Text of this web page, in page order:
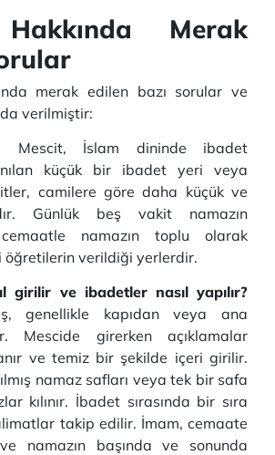
Merak
merak edilen bazı sorular ve
verilmiştir:
Mescit, İslam dininde ibadet
küçük bir ibadet yeri veya
camilere göre daha küçük ve
Günlük beş vakit namazın
cemaatle namazın toplu olarak
öğretilerin verildiği yerlerdir.
girilir ve ibadetler nasıl yapılır?
genellikle kapıdan veya ana
Mescide girerken açıklamalar
ve temiz bir şekilde içeri girilir.
namaz safları veya tek bir safa
kılınır. İbadet sırasında bir sıra
takip edilir. İmam, cemaate
namazın başında ve sonunda